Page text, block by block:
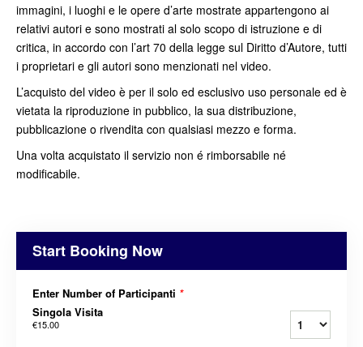
immagini, i luoghi e le opere d’arte mostrate appartengono ai
relativi autori e sono mostrati al solo scopo di istruzione e di
critica, in accordo con l’art 70 della legge sul Diritto d’Autore, tutti
i proprietari e gli autori sono menzionati nel video.
L’acquisto del video è per il solo ed esclusivo uso personale ed è
vietata la riproduzione in pubblico, la sua distribuzione,
pubblicazione o rivendita con qualsiasi mezzo e forma.
Una volta acquistato il servizio non é rimborsabile né
modificabile.
Start Booking Now
Enter Number of Participanti *
Singola Visita
€15.00